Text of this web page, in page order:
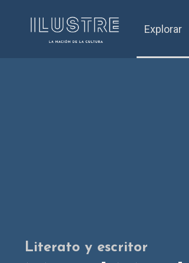
Explorar
Literato y escritor